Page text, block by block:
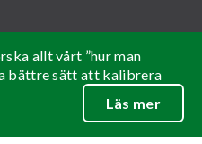
allt vårt ”hur man
bättre sätt att kalibrera
Läs mer